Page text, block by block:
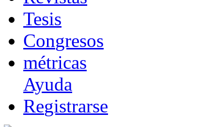
Tesis
Congresos
métricas
Ayuda
Registrarse